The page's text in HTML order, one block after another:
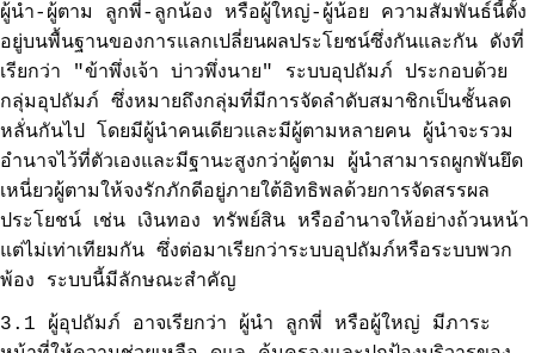
ผู้นำ-ผู้ตาม ลูกพี่-ลูกน้อง หรือผู้ใหญ่-ผู้น้อย ความสัมพันธ์นี้ตั้ง
อยู่บนพื้นฐานของการแลกเปลี่ยนผลประโยชน์ซึ่งกันและกัน ดังที่
เรียกว่า "ข้าพึ่งเจ้า บ่าวพึ่งนาย" ระบบอุปถัมภ์ ประกอบด้วย
กลุ่มอุปถัมภ์ ซึ่งหมายถึงกลุ่มที่มีการจัดลำดับสมาชิกเป็นชั้นลด
หลั่นกันไป โดยมีผู้นำคนเดียวและมีผู้ตามหลายคน ผู้นำจะรวม
อำนาจไว้ที่ตัวเองและมีฐานะสูงกว่าผู้ตาม ผู้นำสามารถผูกพันยึด
เหนี่ยวผู้ตามให้จงรักภักดีอยู่ภายใต้อิทธิพลด้วยการจัดสรรผล
ประโยชน์ เช่น เงินทอง ทรัพย์สิน หรืออำนาจให้อย่างถ้วนหน้า
แต่ไม่เท่าเทียมกัน ซึ่งต่อมาเรียกว่าระบบอุปถัมภ์หรือระบบพวก
พ้อง ระบบนี้มีลักษณะสำคัญ
3.1 ผู้อุปถัมภ์ อาจเรียกว่า ผู้นำ ลูกพี่ หรือผู้ใหญ่ มีภาระ